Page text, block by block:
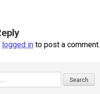
logged in to post a comment.